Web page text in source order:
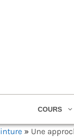
COURS
» Une